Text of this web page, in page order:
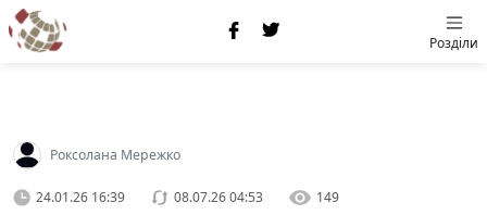
Розділи
Роксолана Мережко
24.01.26 16:39 08.07.26 04:53 149